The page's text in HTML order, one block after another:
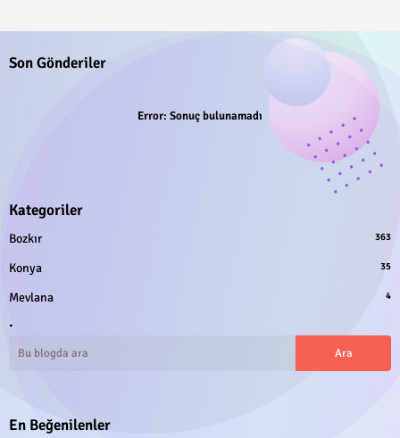
Son Gönderiler
Error: Sonuç bulunamadı
Kategoriler
Bozkır 363
Konya 35
Mevlana 4
.
En Beğenilenler